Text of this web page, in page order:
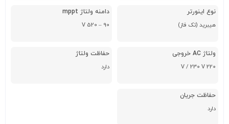
نوع اینورتر
هیبرید (تک فاز)
دامنه ولتاژ mppt
90 – 520 V
ولتاژ AC خروجی
220 V / 230 V
حفاظت ولتاژ
دارد
حفاظت جریان
دارد